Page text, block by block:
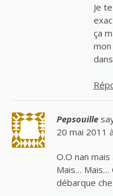
Je
ça
Pepsouille
20 mai 2011
O.O nan mais
Mais… Mais…
débarque